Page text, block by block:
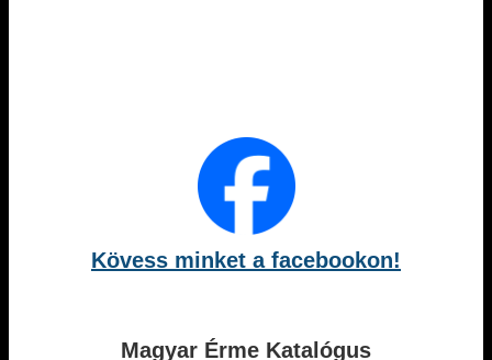
Kövess minket a facebookon!
Magyar Érme Katalógus